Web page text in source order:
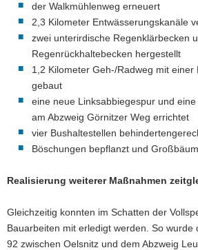
der Walkmühlenweg erneuert
2,3 Kilometer Entwässerungskanäle
zwei unterirdische Regenklärbecken
Regenrückhaltebecken hergestellt
1,2 Kilometer Geh-/Radweg mit einer
gebaut
eine neue Linksabbiegespur und
am Abzweig Görnitzer Weg errichtet
vier Bushaltestellen
Böschungen bepflanzt und
Realisierung weiterer Maßnahmen
Gleichzeitig konnten im Schatten der
Bauarbeiten mit erledigt werden. So wurde
92 zwischen Oelsnitz und dem Abzweig